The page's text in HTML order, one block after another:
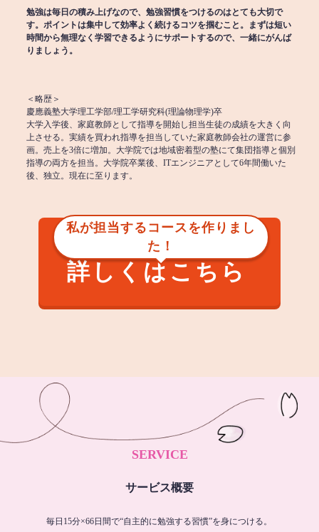
勉強は毎日の積み上げなので、勉強習慣をつけるのはとても大切で
す。ポイントは集中して効率よく続けるコツを掴むこと。まずは短い
時間から無理なく学習できるようにサポートするので、一緒にがんば
りましょう。
＜略歴＞
慶應義塾大学理工学部/理工学研究科(理論物理学)卒
大学入学後、家庭教師として指導を開始し担当生徒の成績を大きく向
上させる。実績を買われ指導を担当していた家庭教師会社の運営に参
画。売上を3倍に増加。大学院では地域密着型の塾にて集団指導と個別
指導の両方を担当。大学院卒業後、ITエンジニアとして6年間働いた
後、独立。現在に至ります。
私が担当するコースを作りまし
た！
詳しくはこちら
SERVICE
サービス概要
毎日15分×66日間で“自主的に勉強する習慣”を身につける。